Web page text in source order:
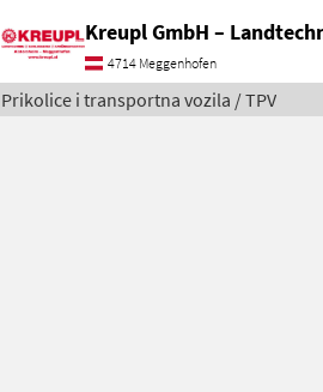
Kreupl GmbH –
4714 Meggenhofen
Prikolice i transportna vozila / TPV